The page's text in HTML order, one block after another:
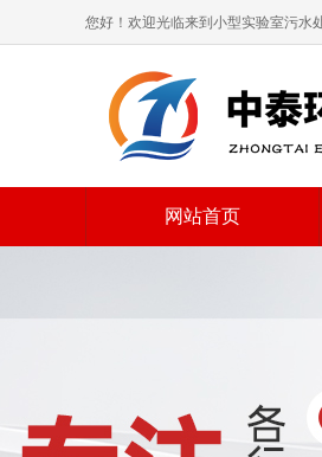
您好！欢迎光临来到小型实验室污水
网站首页